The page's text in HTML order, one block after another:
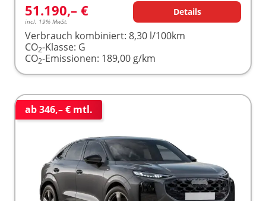
51.190,– €
incl. 19% MwSt.
Details
Verbrauch kombiniert: 8,30 l/100km
CO2-Klasse: G
CO2-Emissionen: 189,00 g/km
ab 346,– € mtl.